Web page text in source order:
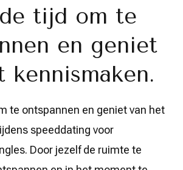
tijd om te
en geniet
kennismaken.
te ontspannen en geniet van het
speeddating voor
Door jezelf de ruimte te